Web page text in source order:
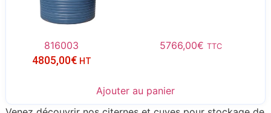
816003 5766,00€ TTC
4805,00€ HT
Ajouter au panier